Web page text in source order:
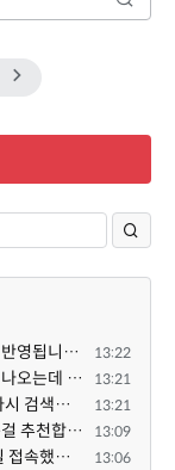
개발중 버전에서 수정했습니다. 다음 릴리즈에 반영됩니다. 특정한 게시판 설정 + 썸네일 설정의 조합에서 $... 13:22
그러게요. 다른 에디터들은 에디터 카테고리에 나오는데 YJSoft님이 최근에 올리신 것만 스킨으로 나오는 것... 13:21
제가 삼텐바이미에 대해 아직 정확히 잘 몰라 다시 검색해봤는데 이게 이동식 거치대인가봐요. 마쓰님이 별... 13:21
pc 모니터와 삼텐바이미 별도로 구매하여 쓰는걸 추천합니다 ^^ 13:09
마쓰님이 언제 그 그림 올렸는지 제가 여기 매일 접속했는데 요 아래 제 댓글 밑에 새댓글이 없어 새댓글이 ... 13:06